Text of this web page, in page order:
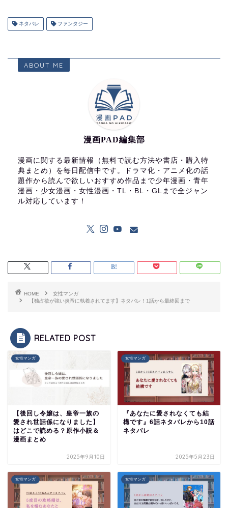
ネタバレ ファンタジー
ABOUT ME
漫画PAD編集部
漫画に関する最新情報（無料で読む方法や書店・購入特
典まとめ）を毎日配信中です。ドラマ化・アニメ化の話
題作から読んで欲しいおすすめ作品まで少年漫画・青年
漫画・少女漫画・女性漫画・TL・BL・GLまで全ジャン
ル対応しています！
HOME
女性マンガ
【独占欲が強い炎帝に執着されてます】ネタバレ！1話から最終回まで
RELATED POST
女性マンガ
【後回し令嬢は、皇帝一族の
愛され世話係になりました】
はどこで読める？原作小説＆
漫画まとめ
2025年9月10日
女性マンガ
『あなたに愛されなくても結
構です』6話ネタバレから10話
ネタバレ
2025年5月23日
女性マンガ 女性マンガ